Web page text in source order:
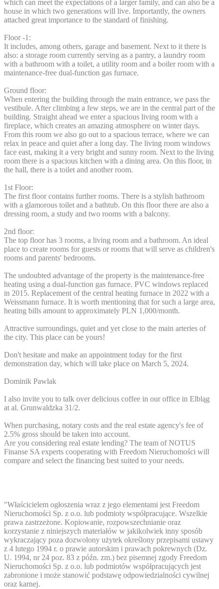
which can meet the expectations of a larger family, and can also be a
house in which two generations will live. Importantly, the owners
attached great importance to the standard of finishing.
Floor -1:
It includes, among others, garage and basement. Next to it there is
also: a storage room currently serving as a pantry, a laundry room
with a bathroom with a toilet, a utility room and a boiler room with a
maintenance-free dual-function gas furnace.
Ground floor:
When entering the building through the main entrance, we pass the
vestibule. After climbing a few steps, we are in the central part of the
building. Straight ahead we enter a spacious living room with a
fireplace, which creates an amazing atmosphere on winter days.
From this room we also go out to a spacious terrace, where we can
relax in peace and quiet after a long day. The living room windows
face east, making it a very bright and sunny room. Next to the living
room there is a spacious kitchen with a dining area. On this floor, in
the hall, there is a toilet and another room.
1st Floor:
The first floor contains further rooms. There is a stylish bathroom
with a glamorous toilet and a bathtub. On this floor there are also a
dressing room, a study and two rooms with a balcony.
2nd floor:
The top floor has 3 rooms, a living room and a bathroom. An ideal
place to create rooms for guests or rooms that will serve as children's
rooms and parents' bedrooms.
The undoubted advantage of the property is the maintenance-free
heating using a dual-function gas furnace. PVC windows replaced
in 2015. Replacement of the central heating furnace in 2022 with a
Weissmann furnace. It is worth mentioning that for such a large area,
heating bills amount to approximately PLN 1,000/month.
Attractive surroundings, quiet and yet close to the main arteries of
the city. This place can be yours!
Don't hesitate and make an appointment today for the first
demonstration day, which will take place on March 5, 2024.
Dominik Pawlak
I also invite you to talk over delicious coffee in our office in Elbląg
at al. Grunwaldzka 31/2.
When purchasing, notary costs and the real estate agency's fee of
2.5% gross should be taken into account.
Are you considering real estate lending? The team of NOTUS
Finanse SA experts cooperating with Freedom Nieruchomości will
compare and select the financing best suited to your needs.
"Właścicielem ogłoszenia wraz z jego elementami jest Freedom
Nieruchomości Sp. z o.o. lub podmioty współpracujące. Wszelkie
prawa zastrzeżone. Kopiowanie, rozpowszechnianie oraz
korzystanie z niniejszych materiałów w jakikolwiek inny sposób
wykraczający poza dozwolony użytek określony przepisami ustawy
z 4 lutego 1994 r. o prawie autorskim i prawach pokrewnych (Dz.
U. 1994, nr 24 poz. 83 z późn. zm.) bez pisemnej zgody Freedom
Nieruchomości Sp. z o.o. lub podmiotów współpracujących jest
zabronione i może stanowić podstawę odpowiedzialności cywilnej
oraz karnej.